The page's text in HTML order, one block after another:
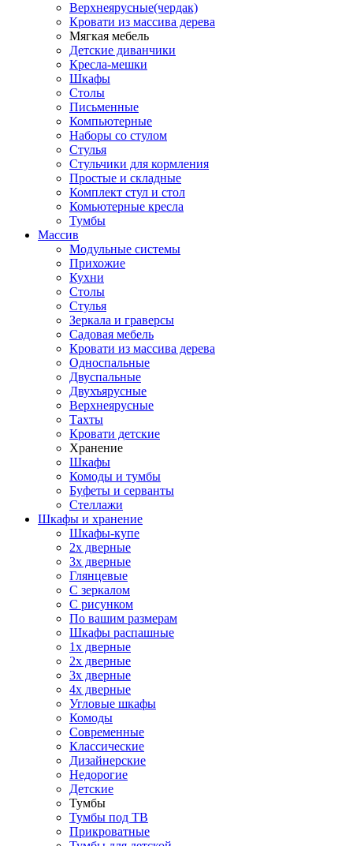
Верхнеярусные(чердак)
Кровати из массива дерева
Мягкая мебель
Детские диванчики
Кресла-мешки
Шкафы
Столы
Письменные
Компьютерные
Наборы со стулом
Стулья
Стульчики для кормления
Простые и складные
Комплект стул и стол
Комьютерные кресла
Тумбы
Массив
Модульные системы
Прихожие
Кухни
Столы
Стулья
Зеркала и граверсы
Садовая мебель
Кровати из массива дерева
Односпальные
Двуспальные
Двухъярусные
Верхнеярусные
Тахты
Кровати детские
Хранение
Шкафы
Комоды и тумбы
Буфеты и серванты
Стеллажи
Шкафы и хранение
Шкафы-купе
2х дверные
3х дверные
Глянцевые
С зеркалом
С рисунком
По вашим размерам
Шкафы распашные
1х дверные
2х дверные
3х дверные
4х дверные
Угловые шкафы
Комоды
Современные
Классические
Дизайнерские
Недорогие
Детские
Тумбы
Тумбы под ТВ
Прикроватные